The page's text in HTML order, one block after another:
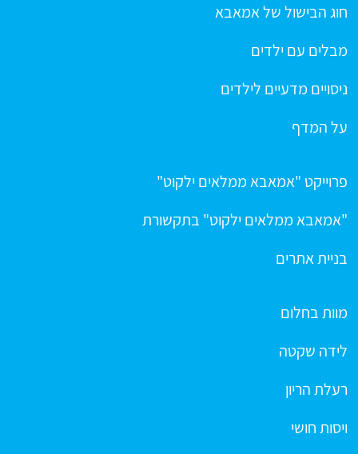
חוג הבישול של אמאבא
מבלים עם ילדים
ניסויים מדעיים לילדים
על המדף
פרוייקט "אמאבא ממלאים ילקוט"
"אמאבא ממלאים ילקוט" בתקשורת
בניית אתרים
מוות בחלום
לידה שקטה
רעלת הריון
ויסות חושי